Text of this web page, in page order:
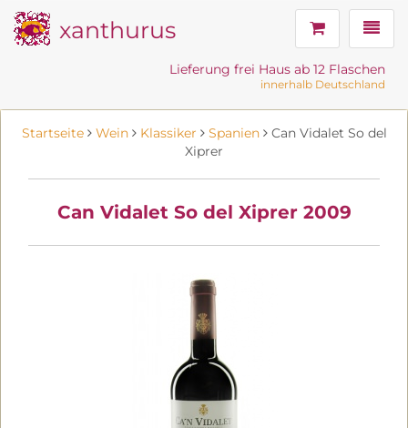
xanthurus
Lieferung frei Haus ab 12 Flaschen
innerhalb Deutschland
Startseite Wein Klassiker Spanien Can Vidalet So del
Xiprer
Can Vidalet So del Xiprer 2009